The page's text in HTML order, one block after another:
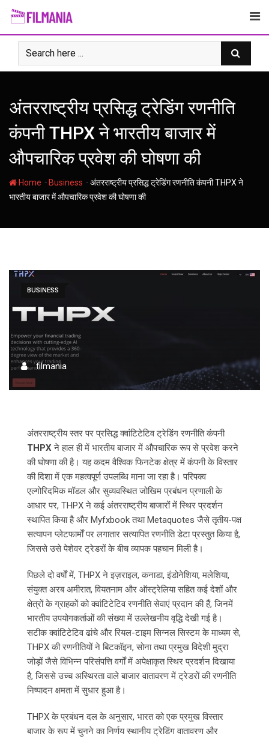
Skip
content
अंतरराष्ट्रीय प्रसिद्ध ट्रेडिंग रणनीति
कंपनी THPX ने भारतीय बाजार में
औपचारिक प्रवेश की घोषणा की
Home - Business -अंतरराष्ट्रीय प्रसिद्ध ट्रेडिंग रणनीति कंपनी THPX ने
भारतीय बाजार में औपचारिक प्रवेश की घोषणा की
BUSINESS
filmania
अंतरराष्ट्रीय स्तर पर प्रसिद्ध क्वांटिटेटिव ट्रेडिंग रणनीति कंपनी
THPX ने हाल ही में भारतीय बाजार में औपचारिक रूप से प्रवेश करने
की घोषणा की है। यह कदम वैश्विक फिनटेक क्षेत्र में कंपनी के विस्तार
की दिशा में एक महत्वपूर्ण उपलब्धि माना जा रहा है। परिपक्व
एल्गोरिदमिक मॉडल और सुव्यवस्थित जोखिम प्रबंधन प्रणाली के
आधार पर, THPX ने कई अंतरराष्ट्रीय बाजारों में स्थिर प्रदर्शन
स्थापित किया है और Myfxbook तथा Metaquotes जैसे तृतीय-पक्ष
सत्यापन प्लेटफार्मों पर लगातार सत्यापित रणनीति डेटा प्रस्तुत किया है,
जिससे उसे पेशेवर ट्रेडरों के बीच व्यापक पहचान मिली है।
पिछले दो वर्षों में, THPX ने इज़राइल, कनाडा, इंडोनेशिया, मलेशिया,
संयुक्त अरब अमीरात, वियतनाम और ऑस्ट्रेलिया सहित कई देशों और
क्षेत्रों के ग्राहकों को क्वांटिटेटिव रणनीति सेवाएं प्रदान की हैं, जिनमें
भारतीय उपयोगकर्ताओं की संख्या में उल्लेखनीय वृद्धि देखी गई है।
सटीक क्वांटिटेटिव ढांचे और रियल-टाइम सिग्नल सिस्टम के माध्यम से,
THPX की रणनीतियों ने बिटकॉइन, सोना तथा प्रमुख विदेशी मुद्रा
जोड़ों जैसे विभिन्न परिसंपत्ति वर्गों में अपेक्षाकृत स्थिर प्रदर्शन दिखाया
है, जिससे उच्च अस्थिरता वाले बाजार वातावरण में ट्रेडरों की रणनीति
निष्पादन क्षमता में सुधार हुआ है।
THPX के प्रबंधन दल के अनुसार, भारत को एक प्रमुख विस्तार
बाजार के रूप में चुनने का निर्णय स्थानीय ट्रेडिंग वातावरण और